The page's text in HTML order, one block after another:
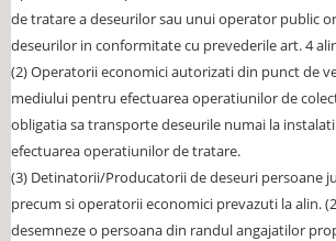
de tratare a deseurilor sau unui operator public
deseurilor in conformitate cu prevederile art. 4
(2) Operatorii economici autorizati din punct de
mediului pentru efectuarea operatiunilor de
obligatia sa transporte deseurile numai la
efectuarea operatiunilor de tratare.
(3) Detinatorii/Producatorii de deseuri persoane
precum si operatorii economici prevazuti la alin.
desemneze o persoana din randul angajatilor